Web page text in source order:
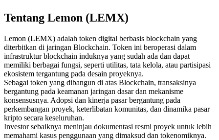
Copy Trading
Bergabunglah dengan pedagang top
Tentang Lemon (LEMX)
Lemon (LEMX) adalah token digital berbasis blockchain yang
diterbitkan di jaringan Blockchain. Token ini beroperasi dalam
infrastruktur blockchain induknya yang sudah ada dan dapat
memiliki berbagai fungsi, seperti utilitas, tata kelola, atau partisipasi
ekosistem tergantung pada desain proyeknya.
Sebagai token yang dibangun di atas Blockchain, transaksinya
bergantung pada keamanan jaringan dasar dan mekanisme
konsensusnya. Adopsi dan kinerja pasar bergantung pada
perkembangan proyek, keterlibatan komunitas, dan dinamika pasar
kripto secara keseluruhan.
Investor sebaiknya meninjau dokumentasi resmi proyek untuk lebih
memahami kasus penggunaan yang dimaksud dan tokenomiknya.